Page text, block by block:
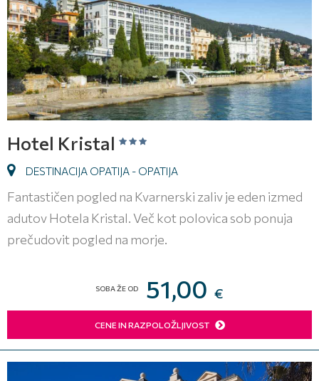
Hotel Kristal
DESTINACIJA OPATIJA - OPATIJA
Fantastičen pogled na Kvarnerski zaliv je eden izmed
adutov Hotela Kristal. Več kot polovica sob ponuja
prečudovit pogled na morje.
SOBA ŽE OD 51,00 €
CENE IN RAZPOLOŽLJIVOST